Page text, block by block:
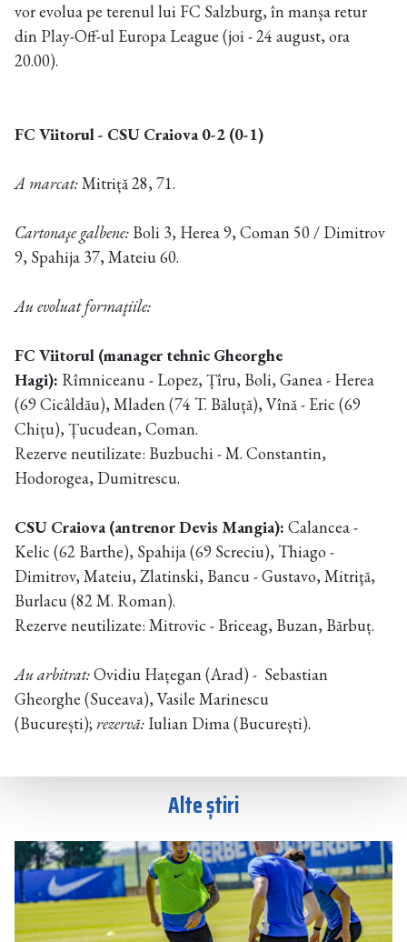
vor evolua pe terenul lui FC Salzburg, în manșa retur
din Play-Off-ul Europa League (joi - 24 august, ora
20.00).
FC Viitorul - CSU Craiova 0-2 (0-1)
A marcat:Mitriță 28, 71.
Cartonaşe galbene: Boli 3, Herea 9, Coman 50 / Dimitrov
9, Spahija 37, Mateiu 60.
Au evoluat formaţiile:
FC Viitorul (manager tehnic Gheorghe
Hagi): Rîmniceanu - Lopez, Țîru, Boli, Ganea - Herea
(69 Cicâldău), Mladen (74 T. Băluță), Vînă - Eric (69
Chițu), Țucudean, Coman.
Rezerve neutilizate: Buzbuchi - M. Constantin,
Hodorogea, Dumitrescu.
CSU Craiova (antrenor Devis Mangia): Calancea -
Kelic (62 Barthe), Spahija (69 Screciu), Thiago -
Dimitrov, Mateiu, Zlatinski, Bancu - Gustavo, Mitriţă,
Burlacu (82 M. Roman).
Rezerve neutilizate: Mitrovic - Briceag, Buzan, Bărbuț.
Au arbitrat:Ovidiu Hațegan (Arad) - Sebastian
Gheorghe (Suceava), Vasile Marinescu
(București); rezervă: Iulian Dima (București).
Alte știri